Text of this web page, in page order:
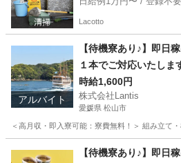
Lacotto
アルバイト
【待機寮あり♪】即日
１本でご対応いたし
時給1,600円
株式会社Lantis
愛媛県 松山市
＜高月収・即入寮可能：寮費無料！＞ 組み立
工場 時給
【待機寮あり♪】即日